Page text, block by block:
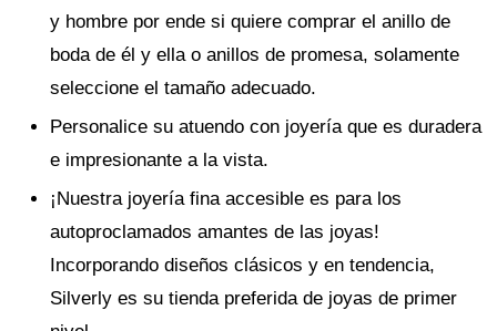
y hombre por ende si quiere comprar el anillo de
boda de él y ella o anillos de promesa, solamente
seleccione el tamaño adecuado.
Personalice su atuendo con joyería que es duradera
e impresionante a la vista.
¡Nuestra joyería fina accesible es para los
autoproclamados amantes de las joyas!
Incorporando diseños clásicos y en tendencia,
Silverly es su tienda preferida de joyas de primer